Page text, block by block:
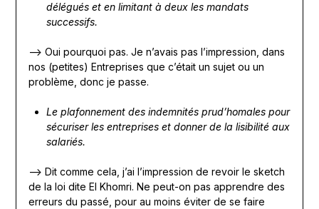
délégués et en limitant à deux les mandats
successifs.
—> Oui pourquoi pas. Je n’avais pas l’impression, dans
nos (petites) Entreprises que c’était un sujet ou un
problème, donc je passe.
Le plafonnement des indemnités prud’homales pour
sécuriser les entreprises et donner de la lisibilité aux
salariés.
—> Dit comme cela, j’ai l’impression de revoir le sketch
de la loi dite El Khomri. Ne peut-on pas apprendre des
erreurs du passé, pour au moins éviter de se faire